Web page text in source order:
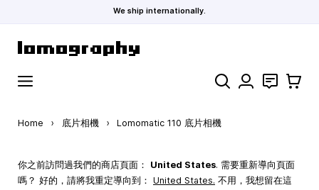
We ship internationally.
Search 聯絡 購物車
Home › 底片相機 › Lomomatic 110 底片相機
你之前訪問過我們的商店頁面： United States. 需要重新導向頁面
嗎？ 好的，請將我重定導向到： United States. 不用，我想留在這